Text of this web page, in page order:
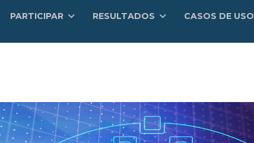
PARTICIPAR RESULTADOS CASOS DE USO